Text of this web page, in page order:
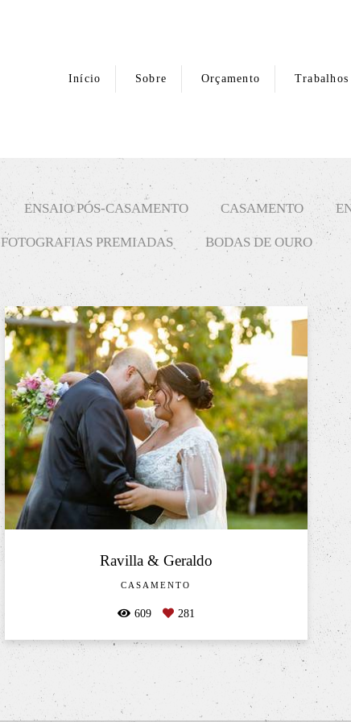
Início Sobre Orçamento Trabalhos
ENSAIO PÓS-CASAMENTO CASAMENTO
FOTOGRAFIAS PREMIADAS BODAS DE OURO
Ravilla & Geraldo
CASAMENTO
609 281